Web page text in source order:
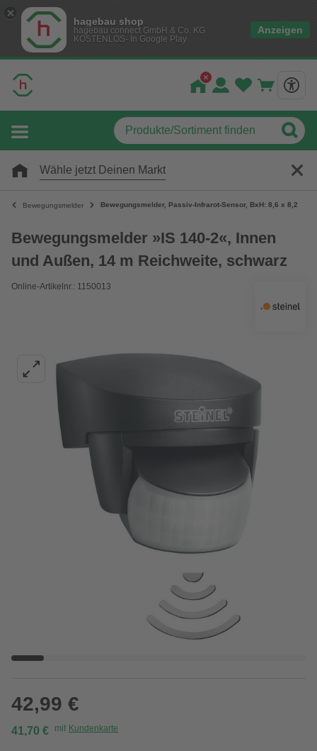
hagebau shop
hagebau connect GmbH & Co. KG
KOSTENLOS- In Google Play
Anzeigen
Wähle jetzt Deinen Markt
Bewegungsmelder Bewegungsmelder, Passiv-Infrarot-Sensor, BxH: 8,6 x 8,2 cm
Bewegungsmelder »IS 140-2«, Innen
und Außen, 14 m Reichweite, schwarz
Online-Artikelnr.: 1150013
42,99 €
41,70 € mit Kundenkarte